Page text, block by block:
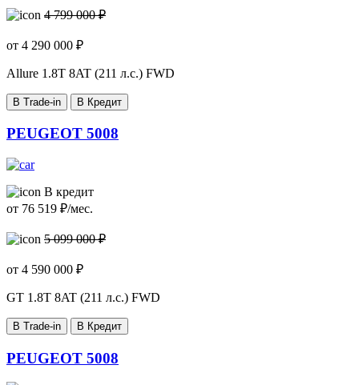
4 799 000 ₽
от 4 290 000 ₽
Allure 1.8T 8AT (211 л.с.) FWD
В Trade-in В Кредит
PEUGEOT 5008
В кредит
от 76 519 ₽/мес.
5 099 000 ₽
от 4 590 000 ₽
GT 1.8T 8AT (211 л.с.) FWD
В Trade-in В Кредит
PEUGEOT 5008